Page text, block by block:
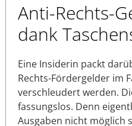
Anti-Rechts-
dank
Eine Insiderin packt
Rechts-Fördergelder im
verschleudert werden.
fassungslos. Denn
Ausgaben nicht möglich